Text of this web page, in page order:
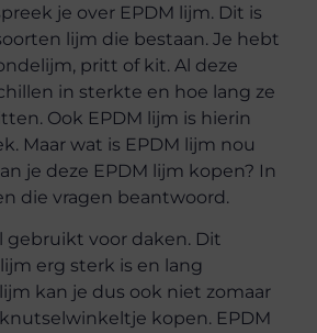
je over EPDM lijm. Dit is
lijm die bestaan. Je hebt
pritt of kit. Al deze
in sterkte en hoe lang ze
Ook EPDM lijm is hierin
Maar wat is EPDM lijm nou
je deze EPDM lijm kopen? In
die vragen beantwoord.
gebruikt voor daken. Dit
erg sterk is en lang
kan je dus ook niet zomaar
kopen. EPDM